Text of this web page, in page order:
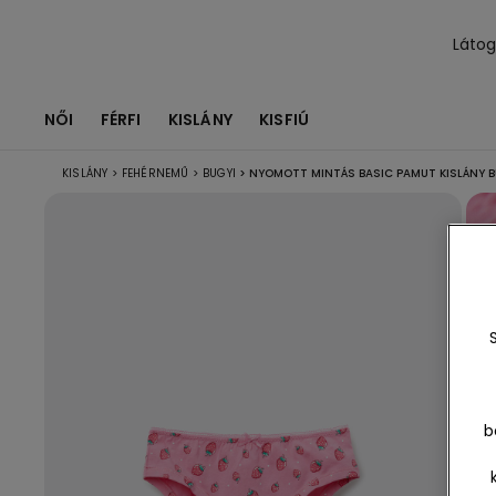
NŐI FÉRFI KISLÁNY KISFIÚ
KISLÁNY > FEHÉRNEMŰ > BUGYI > NYOMOTT MINTÁS BASIC PAMUT KISLÁNY